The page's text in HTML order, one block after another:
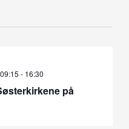
på
- 16:30